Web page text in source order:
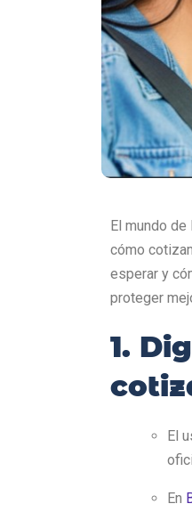
El mundo
cómo
esperar y
proteger
1.
El
En